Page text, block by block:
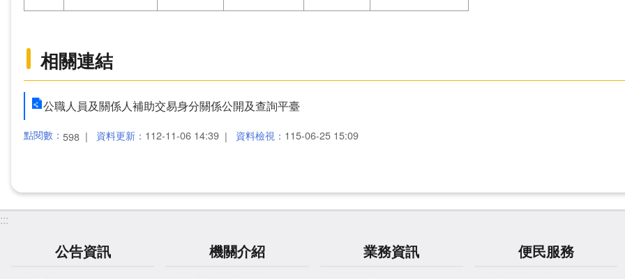
相關連結
公職人員及關係人補助交易身分關係公開及查詢平臺
點閱數： 598 資料更新： 112-11-06 14:39 資料檢視： 115-06-25 15:09
:::
公告資訊 機關介紹 業務資訊 便民服務